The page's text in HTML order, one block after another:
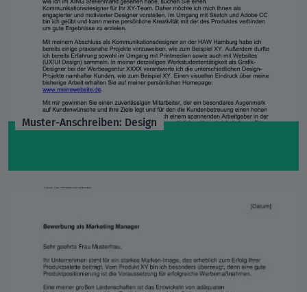
Muster-Anschreiben: Design